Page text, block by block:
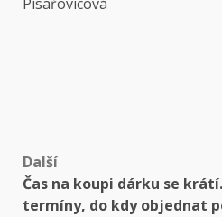
Post
navigation
Další
Čas na koupi dárku se
termíny, do kdy objednat